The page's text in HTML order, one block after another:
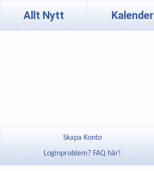
Allt Nytt Kalender
Skapa Konto
Loginproblem? FAQ här!